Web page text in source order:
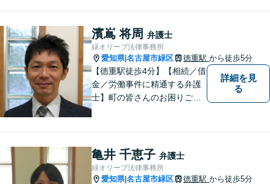
た幅広い対応業務で問題解決
に取り組みます。
濱嶌 将周 弁護士
緑オリーブ法律事務所
愛知県|名古屋市緑区 徳重駅 から徒歩5分
【徳重駅徒歩4分】【相続／借
金／労働事件に精通する弁護
士】町の皆さんのお困りごと
バー等の情報問題にも意欲高
く取り組みます。お困りごと
があれば。お気軽にご相談く
詳細を見
る
亀井 千恵子 弁護士
緑オリーブ法律事務所
愛知県|名古屋市緑区 徳重駅 から徒歩5分